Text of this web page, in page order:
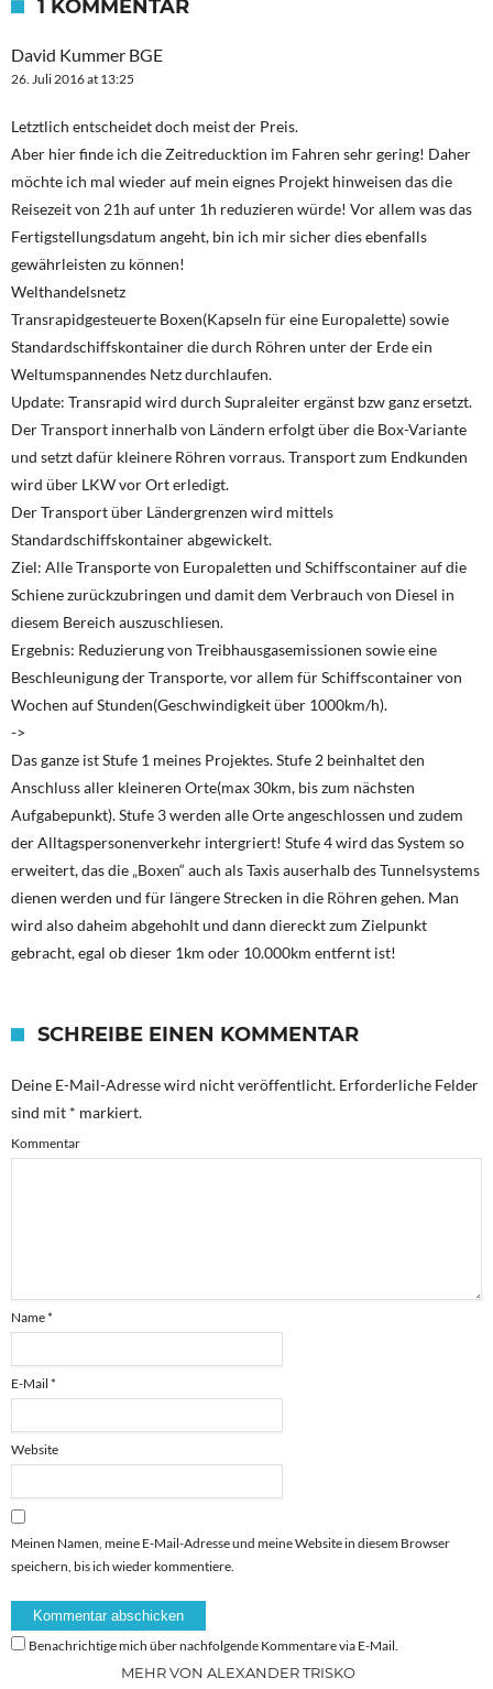
1 KOMMENTAR
David Kummer BGE
26. Juli 2016 at 13:25
Letztlich entscheidet doch meist der Preis.
Aber hier finde ich die Zeitreducktion im Fahren sehr gering! Daher
möchte ich mal wieder auf mein eignes Projekt hinweisen das die
Reisezeit von 21h auf unter 1h reduzieren würde! Vor allem was das
Fertigstellungsdatum angeht, bin ich mir sicher dies ebenfalls
gewährleisten zu können!
Welthandelsnetz
Transrapidgesteuerte Boxen(Kapseln für eine Europalette) sowie
Standardschiffskontainer die durch Röhren unter der Erde ein
Weltumspannendes Netz durchlaufen.
Update: Transrapid wird durch Supraleiter ergänst bzw ganz ersetzt.
Der Transport innerhalb von Ländern erfolgt über die Box-Variante
und setzt dafür kleinere Röhren vorraus. Transport zum Endkunden
wird über LKW vor Ort erledigt.
Der Transport über Ländergrenzen wird mittels
Standardschiffskontainer abgewickelt.
Ziel: Alle Transporte von Europaletten und Schiffscontainer auf die
Schiene zurückzubringen und damit dem Verbrauch von Diesel in
diesem Bereich auszuschliesen.
Ergebnis: Reduzierung von Treibhausgasemissionen sowie eine
Beschleunigung der Transporte, vor allem für Schiffscontainer von
Wochen auf Stunden(Geschwindigkeit über 1000km/h).
->
Das ganze ist Stufe 1 meines Projektes. Stufe 2 beinhaltet den
Anschluss aller kleineren Orte(max 30km, bis zum nächsten
Aufgabepunkt). Stufe 3 werden alle Orte angeschlossen und zudem
der Alltagspersonenverkehr intergriert! Stufe 4 wird das System so
erweitert, das die „Boxen“ auch als Taxis auserhalb des Tunnelsystems
dienen werden und für längere Strecken in die Röhren gehen. Man
wird also daheim abgehohlt und dann diereckt zum Zielpunkt
gebracht, egal ob dieser 1km oder 10.000km entfernt ist!
SCHREIBE EINEN KOMMENTAR
Deine E-Mail-Adresse wird nicht veröffentlicht. Erforderliche Felder
sind mit * markiert.
Kommentar
Name*
E-Mail *
Website
Meinen Namen, meine E-Mail-Adresse und meine Website in diesem Browser
speichern, bis ich wieder kommentiere.
Benachrichtige mich über nachfolgende Kommentare via E-Mail.
MEHR VON ALEXANDER TRISKO